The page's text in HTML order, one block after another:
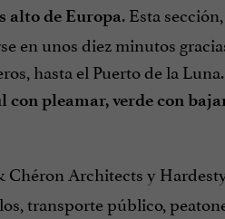
alto de Europa. Esta
en unos diez minutos
hasta el Puerto de la
pleamar, verde con
Chéron Architects y
transporte público,